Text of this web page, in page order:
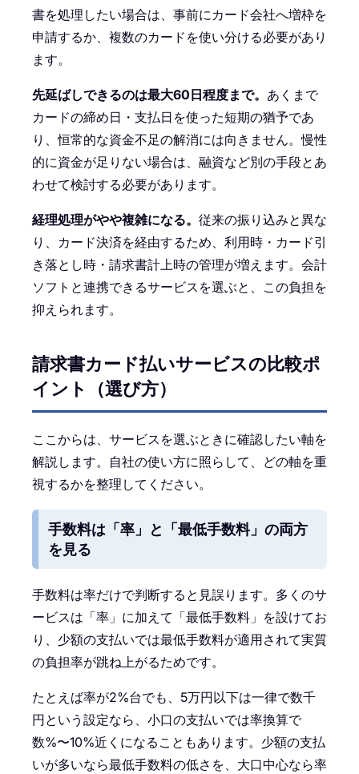
書を処理したい場合は、事前にカード会社へ増枠を
申請するか、複数のカードを使い分ける必要があり
ます。
先延ばしできるのは最大60日程度まで。 あくまで
カードの締め日・支払日を使った短期の猶予であ
り、恒常的な資金不足の解消には向きません。慢性
的に資金が足りない場合は、融資など別の手段とあ
わせて検討する必要があります。
経理処理がやや複雑になる。 従来の振り込みと異な
り、カード決済を経由するため、利用時・カード引
き落とし時・請求書計上時の管理が増えます。会計
ソフトと連携できるサービスを選ぶと、この負担を
抑えられます。
請求書カード払いサービスの比較ポ
イント（選び方）
ここからは、サービスを選ぶときに確認したい軸を
解説します。自社の使い方に照らして、どの軸を重
視するかを整理してください。
手数料は「率」と「最低手数料」の両方
を見る
手数料は率だけで判断すると見誤ります。多くのサ
ービスは「率」に加えて「最低手数料」を設けてお
り、少額の支払いでは最低手数料が適用されて実質
の負担率が跳ね上がるためです。
たとえば率が2%台でも、5万円以下は一律で数千
円という設定なら、小口の支払いでは率換算で
数%〜10%近くになることもあります。少額の支払
いが多いなら最低手数料の低さを、大口中心なら率